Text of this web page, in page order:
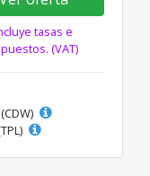
tasas e
(VAT)